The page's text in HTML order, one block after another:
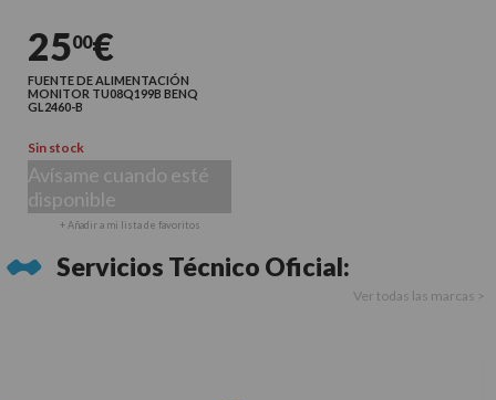
2500€
FUENTE DE ALIMENTACIÓN
MONITOR TU08Q199B BENQ
GL2460-B
Sin stock
Avísame cuando esté
disponible
+ Añadir a mi lista de favoritos
Servicios Técnico Oficial:
Ver todas las marcas >